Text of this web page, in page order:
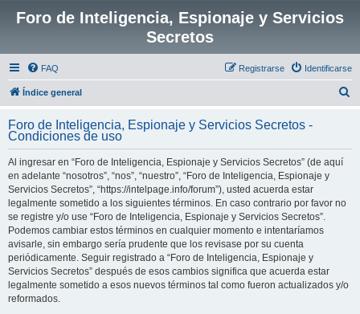
Foro de Inteligencia, Espionaje y Servicios
Secretos
FAQ Identificarse
Registrarse
Índice general
c
Foro de Inteligencia, Espionaje y Servicios Secretos -
Condiciones de uso
Al ingresar en “Foro de Inteligencia, Espionaje y Servicios Secretos” (de aquí
en adelante “nosotros”, “nos”, “nuestro”, “Foro de Inteligencia, Espionaje y
Servicios Secretos”, “https://intelpage.info/forum”), usted acuerda estar
legalmente sometido a los siguientes términos. En caso contrario por favor no
se registre y/o use “Foro de Inteligencia, Espionaje y Servicios Secretos”.
Podemos cambiar estos términos en cualquier momento e intentaríamos
avisarle, sin embargo sería prudente que los revisase por su cuenta
periódicamente. Seguir registrado a “Foro de Inteligencia, Espionaje y
Servicios Secretos” después de esos cambios significa que acuerda estar
legalmente sometido a esos nuevos términos tal como fueron actualizados y/o
reformados.